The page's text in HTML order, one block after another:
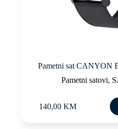
Pametni sat CANYON
Pametni satovi,
140,00 KM